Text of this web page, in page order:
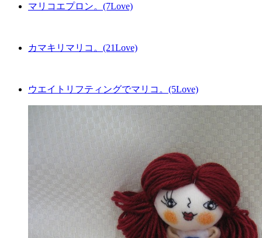
マリコエプロン。(7Love)
カマキリマリコ。(21Love)
ウエイトリフティングでマリコ。(5Love)